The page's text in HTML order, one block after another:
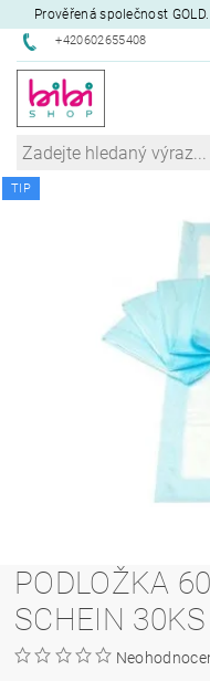
Prověřená společnost
+420602655408
TIP
PODLOŽKA
SCHEIN 30KS